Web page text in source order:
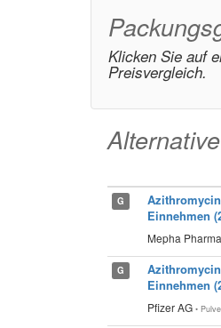
Klicken Sie auf
Preisvergleich.
G
Einnehmen
Mepha
G
Einnehmen
Pfizer AG •